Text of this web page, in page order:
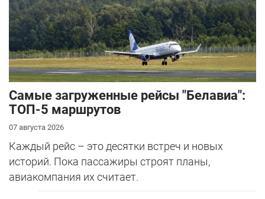
Самые загруженные рейсы "Белавиа":
ТОП-5 маршрутов
07 августа 2026
Каждый рейс – это десятки встреч и новых
историй. Пока пассажиры строят планы,
авиакомпания их считает.